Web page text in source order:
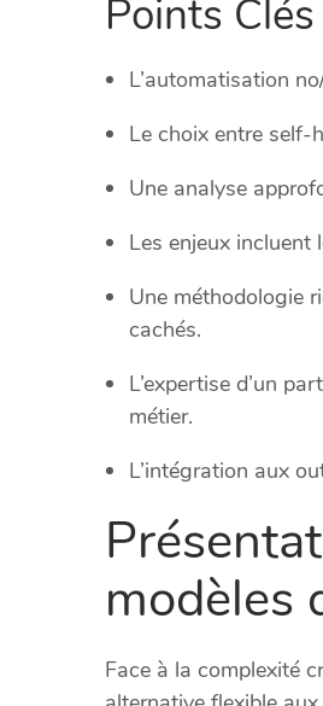
Points
L’automatisation
Le choix entre self-
Une analyse
Les enjeux incluent
Une méthodologie
cachés.
L’expertise d’un
métier.
L’intégration aux
modèles
Face à la complexité